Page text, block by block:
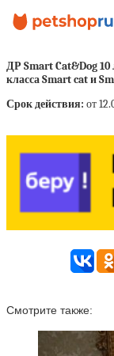
ДР Smart Cat&Dog
класса Smart cat и
Срок действия: от
Смотрите также: